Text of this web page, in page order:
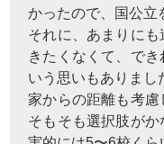
かったので、国公立
それに、あまりに
きたくなくて、で
いう思いもありまし
家からの距離も考慮
そもそも選択肢が